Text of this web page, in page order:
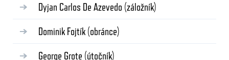
Dyjan Carlos De Azevedo (záložník)
Dominik Fojtík (obránce)
George Grote (útočník)